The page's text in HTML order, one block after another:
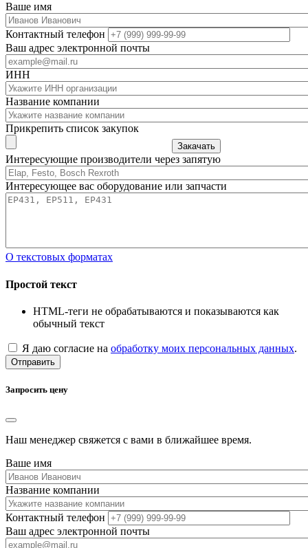
Ваше имя
Контактный телефон
Ваш адрес электронной почты
ИНН
Название компании
Прикрепить список закупок
Закачать
Интересующие производители через запятую
Интересующее вас оборудование или запчасти
О текстовых форматах
Простой текст
HTML-теги не обрабатываются и показываются как
обычный текст
Я даю согласие на обработку моих персональных данных.
Отправить
Запросить цену
Наш менеджер свяжется с вами в ближайшее время.
Ваше имя
Название компании
Контактный телефон
Ваш адрес электронной почты